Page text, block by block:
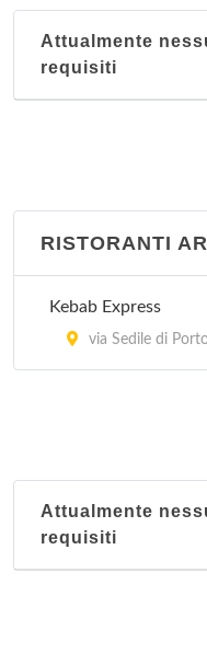
Attualmente
requisiti
RISTORANTI
Kebab Express
via Sedile di
Attualmente
requisiti